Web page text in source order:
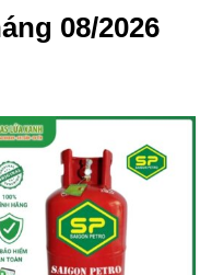
08/2026